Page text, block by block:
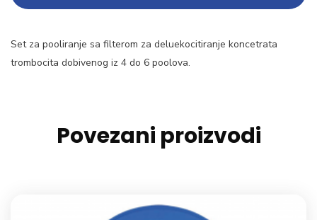
Set za pooliranje sa filterom za deluekocitiranje koncetrata
trombocita dobivenog iz 4 do 6 poolova.
Povezani proizvodi